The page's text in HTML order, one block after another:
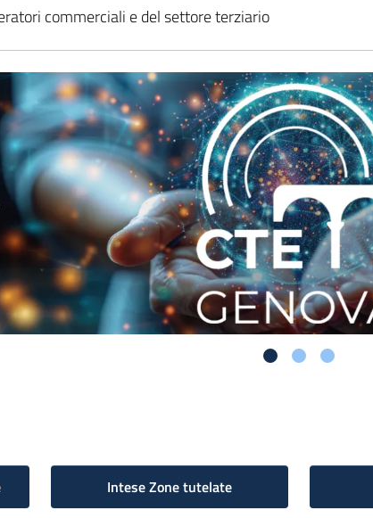
commerciali e del settore terziario
Intese Zone tutelate